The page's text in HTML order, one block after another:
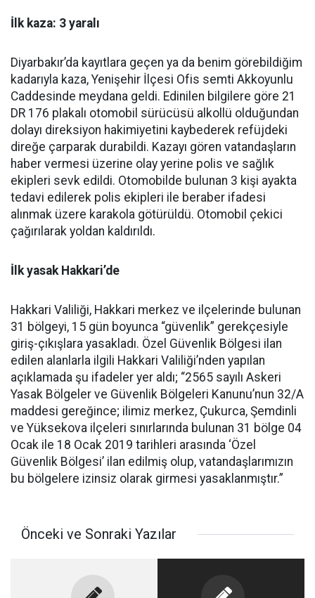
İlk kaza: 3 yaralı
Diyarbakır’da kayıtlara geçen ya da benim görebildiğim
kadarıyla kaza, Yenişehir İlçesi Ofis semti Akkoyunlu
Caddesinde meydana geldi. Edinilen bilgilere göre 21
DR 176 plakalı otomobil sürücüsü alkollü olduğundan
dolayı direksiyon hakimiyetini kaybederek refüjdeki
direğe çarparak durabildi. Kazayı gören vatandaşların
haber vermesi üzerine olay yerine polis ve sağlık
ekipleri sevk edildi. Otomobilde bulunan 3 kişi ayakta
tedavi edilerek polis ekipleri ile beraber ifadesi
alınmak üzere karakola götürüldü. Otomobil çekici
çağırılarak yoldan kaldırıldı.
İlk yasak Hakkari’de
Hakkari Valiliği, Hakkari merkez ve ilçelerinde bulunan
31 bölgeyi, 15 gün boyunca “güvenlik” gerekçesiyle
giriş-çıkışlara yasakladı. Özel Güvenlik Bölgesi ilan
edilen alanlarla ilgili Hakkari Valiliği’nden yapılan
açıklamada şu ifadeler yer aldı; “2565 sayılı Askeri
Yasak Bölgeler ve Güvenlik Bölgeleri Kanunu’nun 32/A
maddesi gereğince; ilimiz merkez, Çukurca, Şemdinli
ve Yüksekova ilçeleri sınırlarında bulunan 31 bölge 04
Ocak ile 18 Ocak 2019 tarihleri arasında ‘Özel
Güvenlik Bölgesi’ ilan edilmiş olup, vatandaşlarımızın
bu bölgelere izinsiz olarak girmesi yasaklanmıştır.”
Önceki ve Sonraki Yazılar